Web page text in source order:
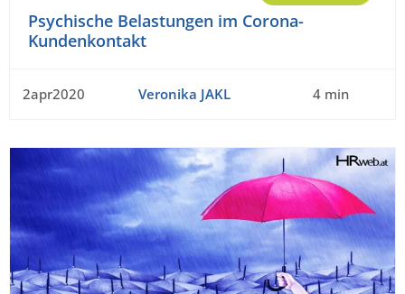
Psychische Belastungen im Corona-
Kundenkontakt
2apr2020 Veronika JAKL 4 min